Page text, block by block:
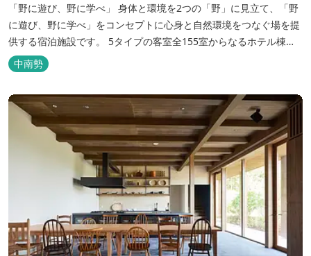
「野に遊び、野に学べ」 身体と環境を2つの「野」に見立て、「野
に遊び、野に学べ」をコンセプトに心身と自然環境をつなぐ場を提
供する宿泊施設です。 5タイプの客室全155室からなるホテル棟
と、プライベートな滞在が楽しめる一棟独立型のヴィラ6棟がござ
います。
中南勢